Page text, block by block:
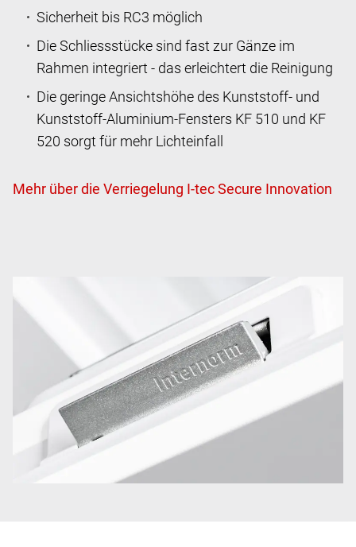
Sicherheit bis RC3 möglich
Die Schliessstücke sind fast zur Gänze im
Rahmen integriert - das erleichtert die Reinigung
Die geringe Ansichtshöhe des Kunststoff- und
Kunststoff-Aluminium-Fensters KF 510 und KF
520 sorgt für mehr Lichteinfall